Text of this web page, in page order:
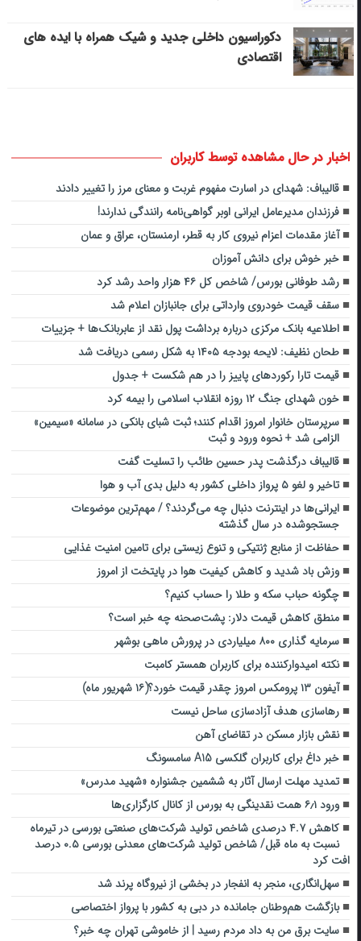
دکوراسیون داخلی جدید و شیک همراه با ایده های
اقتصادی
اخبار در حال مشاهده توسط کاربران
قالیباف: شهدای در اسارت مفهوم غربت و معنای مرز را تغییر دادند
فرزندان مدیرعامل ایرانی اوبر گواهی‌نامه رانندگی ندارند!
آغاز مقدمات اعزام نیروی کار به قطر، ارمنستان،‌ عراق و عمان
خبر خوش برای دانش آموزان
رشد طوفانی بورس/ شاخص کل ۴۶ هزار واحد رشد کرد
سقف قیمت خودروی وارداتی برای جانبازان اعلام شد
اطلاعیه بانک مرکزی درباره برداشت پول نقد از عابربانک‌ها + جزییات
طحان نظیف: لایحه بودجه ۱۴۰۵ به شکل رسمی دریافت شد
قیمت تارا رکوردهای پاییز را در هم شکست + جدول
خون شهدای جنگ ۱۲ روزه انقلاب اسلامی را بیمه کرد
سرپرستان خانوار امروز اقدام کنند؛ ثبت شبای بانکی در سامانه «سیمین»
الزامی شد + نحوه ورود و ثبت
قالیباف درگذشت پدر حسین طائب را تسلیت گفت
تاخیر و لغو ۵ پرواز داخلی کشور به دلیل بدی آب و هوا
ایرانی‌ها در اینترنت دنبال چه می‌گردند؟ / مهم‌ترین موضوعات
جستجوشده در سال گذشته
حفاظت از منابع ژنتیکی و تنوع زیستی برای تامین امنیت غذایی
وزش باد شدید و کاهش کیفیت هوا در پایتخت از امروز
چگونه حباب سکه و طلا را حساب کنیم؟
منطق کاهش قیمت دلار: پشت‌صحنه چه خبر است؟
سرمایه گذاری ۸۰۰ میلیاردی در پرورش ماهی بوشهر
نکته امیدوارکننده برای کاربران همستر کامبت
آیفون ۱۳ پرومکس امروز چقدر قیمت خورد؟(۱۶ شهریور ماه)
رهاسازی هدف آزادسازی ساحل نیست
نقش بازار مسکن در تقاضای آهن
خبر داغ برای کاربران گلکسی A15 سامسونگ
تمدید مهلت ارسال آثار به ششمین جشنواره «شهید مدرس»
ورود ۶٫۱ همت نقدینگی به بورس از کانال کارگزاری‌ها
کاهش ۴.۷ درصدی شاخص تولید شرکت‌های صنعتی بورسی در تیرماه
نسبت به ماه قبل/ شاخص تولید شرکت‌های معدنی بورسی ۰.۵ درصد
افت کرد
سهل‌انگاری، منجر به انفجار در بخشی از نیروگاه پرند شد
بازگشت هم‌وطنان جامانده در دبی به کشور با پرواز اختصاصی
سایت برق من به داد مردم رسید | از خاموشی تهران چه خبر؟